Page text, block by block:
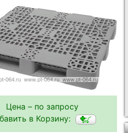
Цена – по запросу
в Корзину: